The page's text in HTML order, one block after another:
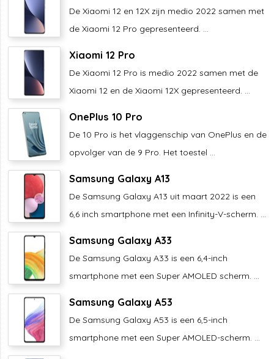
De Xiaomi 12 en 12X zijn medio 2022 samen met
de Xiaomi 12 Pro gepresenteerd. ...
Xiaomi 12 Pro
De Xiaomi 12 Pro is medio 2022 samen met de
Xiaomi 12 en de Xiaomi 12X gepresenteerd. ...
OnePlus 10 Pro
De 10 Pro is het vlaggenschip van OnePlus en de
opvolger van de 9 Pro. Het toestel ...
Samsung Galaxy A13
De Samsung Galaxy A13 uit maart 2022 is een
6,6 inch smartphone met een Infinity-V-scherm. ...
Samsung Galaxy A33
De Samsung Galaxy A33 is een 6,4-inch
smartphone met een Super AMOLED scherm. ...
Samsung Galaxy A53
De Samsung Galaxy A53 is een 6,5-inch
smartphone met een Super AMOLED-scherm. ...